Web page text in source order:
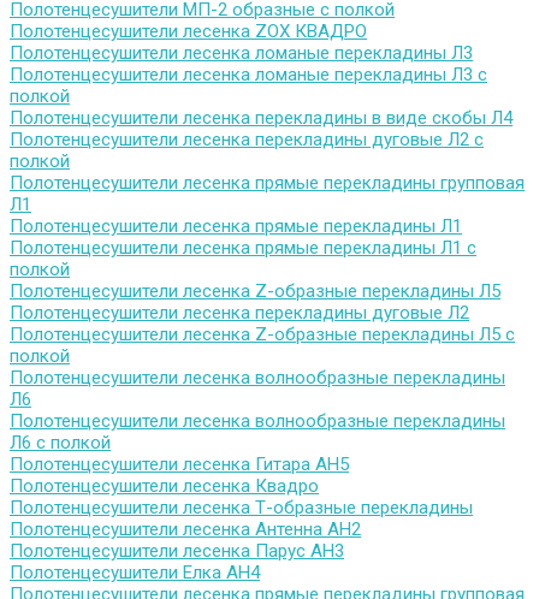
Полотенцесушители МП-2 образные с полкой
Полотенцесушители лесенка ZOX КВАДРО
Полотенцесушители лесенка ломаные перекладины Л3
Полотенцесушители лесенка ломаные перекладины Л3 с
полкой
Полотенцесушители лесенка перекладины в виде скобы Л4
Полотенцесушители лесенка перекладины дуговые Л2 с
полкой
Полотенцесушители лесенка прямые перекладины групповая
Л1
Полотенцесушители лесенка прямые перекладины Л1
Полотенцесушители лесенка прямые перекладины Л1 с
полкой
Полотенцесушители лесенка Z-образные перекладины Л5
Полотенцесушители лесенка перекладины дуговые Л2
Полотенцесушители лесенка Z-образные перекладины Л5 с
полкой
Полотенцесушители лесенка волнообразные перекладины
Л6
Полотенцесушители лесенка волнообразные перекладины
Л6 с полкой
Полотенцесушители лесенка Гитара АН5
Полотенцесушители лесенка Квадро
Полотенцесушители лесенка Т-образные перекладины
Полотенцесушители лесенка Антенна АН2
Полотенцесушители лесенка Парус АН3
Полотенцесушители Елка АН4
Полотенцесушители лесенка прямые перекладины групповая